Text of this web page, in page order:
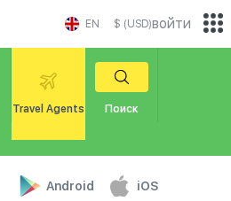
EN $ (USD)
Travel Agents Поиск
Android iOS
войти